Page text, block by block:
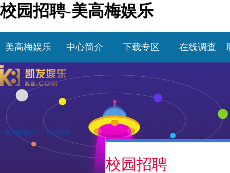
校园招聘-美高梅娱乐
美高梅娱乐 中心简介 下载专区 在线调查
> 美高梅娱乐 >> 校园招聘
校园招聘